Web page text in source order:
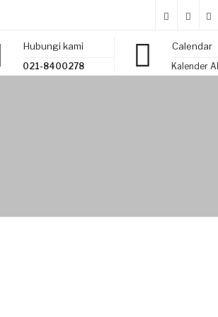
Hubungi kami
021-8400278
Calendar
Kalender